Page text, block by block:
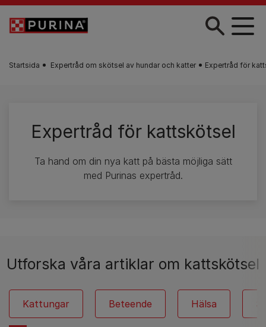
Skip to main content
Startsida Expertråd om skötsel av hundar och katter Expertråd för
Expertråd för kattskötsel
Ta hand om din nya katt på bästa möjliga sätt
med Purinas expertråd.
Utforska våra artiklar om kattskötsel
Kattungar Beteende Hälsa